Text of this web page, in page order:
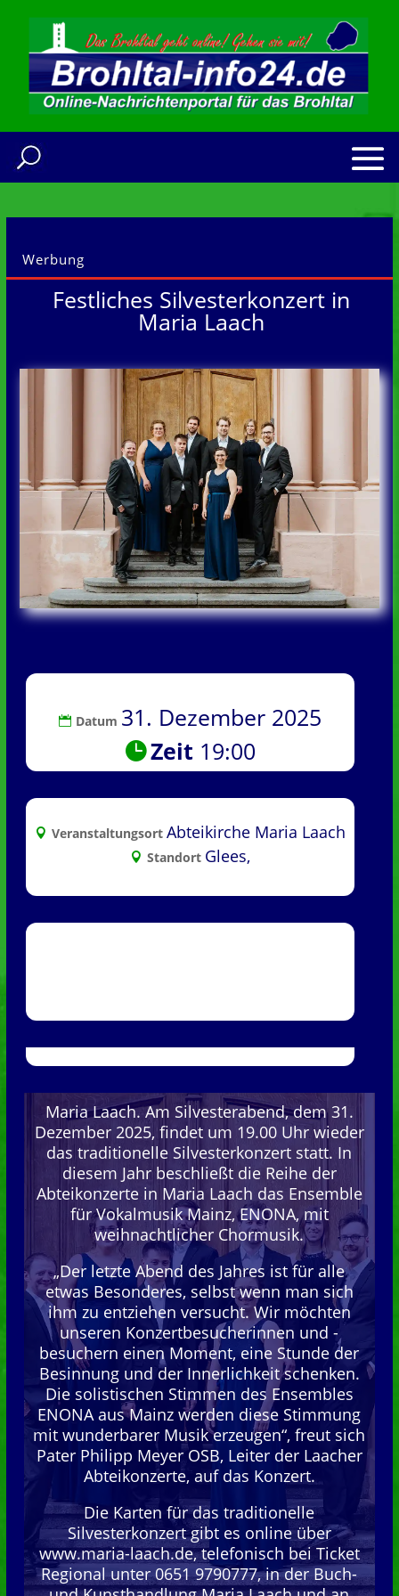
Werbung
Festliches Silvesterkonzert in
Maria Laach
Datum 31. Dezember 2025
Zeit 19:00
Veranstaltungsort Abteikirche Maria Laach
Standort Glees,
Maria Laach. Am Silvesterabend, dem 31.
Dezember 2025, findet um 19.00 Uhr wieder
das traditionelle Silvesterkonzert statt. In
diesem Jahr beschließt die Reihe der
Abteikonzerte in Maria Laach das Ensemble
für Vokalmusik Mainz, ENONA, mit
weihnachtlicher Chormusik.
„Der letzte Abend des Jahres ist für alle
etwas Besonderes, selbst wenn man sich
ihm zu entziehen versucht. Wir möchten
unseren Konzertbesucherinnen und -
besuchern einen Moment, eine Stunde der
Besinnung und der Innerlichkeit schenken.
Die solistischen Stimmen des Ensembles
ENONA aus Mainz werden diese Stimmung
mit wunderbarer Musik erzeugen“, freut sich
Pater Philipp Meyer OSB, Leiter der Laacher
Abteikonzerte, auf das Konzert.
Die Karten für das traditionelle
Silvesterkonzert gibt es online über
www.maria-laach.de, telefonisch bei Ticket
Regional unter 0651 9790777, in der Buch-